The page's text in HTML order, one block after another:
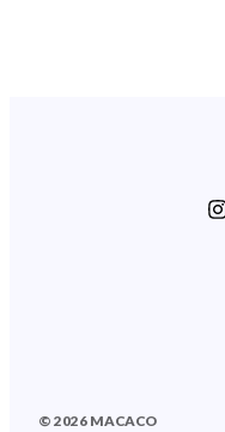
© 2026 MACACO